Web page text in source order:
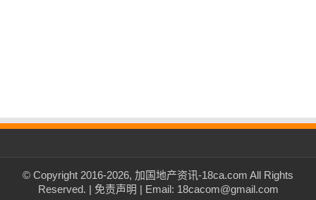
© Copyright 2016-2026, 加国地产资讯-18ca.com All Rights
Reserved. | 免责声明 | Email: 18cacom@gmail.com